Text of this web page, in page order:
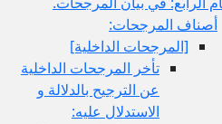
المرجحات:
[المرجحات الداخلية]
تأخر المرجحات الداخلية
عن الترجيح بالدلالة و
الاستدلال عليه: